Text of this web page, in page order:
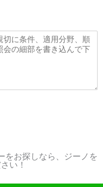
をお探しなら、ジーノを
い！